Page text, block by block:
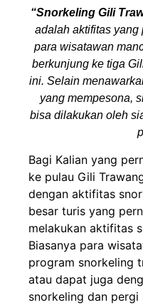
“Snorkeling Gili
adalah aktifitas
para wisatawan
berkunjung ke tiga
ini. Selain
yang mempesona,
bisa dilakukan oleh
Bagi Kalian yang
ke pulau Gili
dengan aktifitas
besar turis yang
melakukan aktifitas
Biasanya para
program snorkeling
atau dapat juga
snorkeling dan